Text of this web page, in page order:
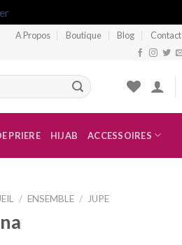
A Propos Boutique Blog Contact
PRIERE HIJAB ACCESSOIRES
/ ENSEMBLE / JUPE